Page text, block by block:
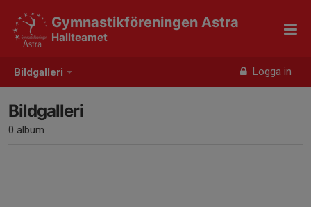
Bildgalleri Logga in
Gymnastikföreningen Astra
Hallteamet
Bildgalleri
0 album